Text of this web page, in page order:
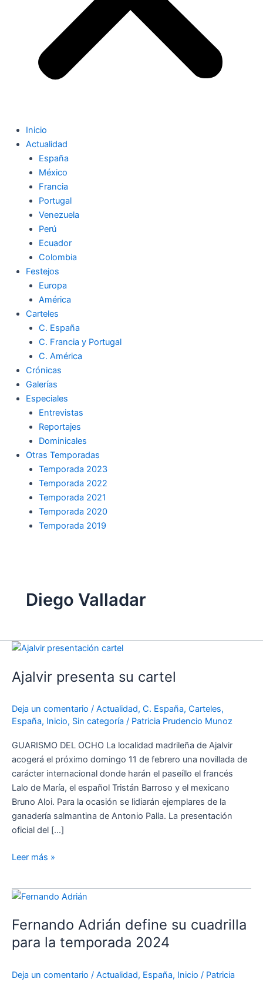
Inicio
Actualidad
España
México
Francia
Portugal
Venezuela
Perú
Ecuador
Colombia
Festejos
Europa
América
Carteles
C. España
C. Francia y Portugal
C. América
Crónicas
Galerías
Especiales
Entrevistas
Reportajes
Dominicales
Otras Temporadas
Temporada 2023
Temporada 2022
Temporada 2021
Temporada 2020
Temporada 2019
Diego Valladar
Ajalvir presenta su cartel
Deja un comentario / Actualidad, C. España, Carteles,
España, Inicio, Sin categoría / Patricia Prudencio Munoz
GUARISMO DEL OCHO La localidad madrileña de Ajalvir
acogerá el próximo domingo 11 de febrero una novillada de
carácter internacional donde harán el paseíllo el francés
Lalo de María, el español Tristán Barroso y el mexicano
Bruno Aloi. Para la ocasión se lidiarán ejemplares de la
ganadería salmantina de Antonio Palla. La presentación
oficial del […]
Ajalvir
su
Leer más »
Fernando Adrián define su cuadrilla
para la temporada 2024
Deja un comentario / Actualidad, España, Inicio / Patricia
Fernando
define
su
cuadrilla